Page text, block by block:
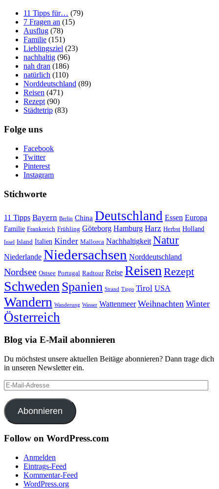
11 Tipps für… (79)
7 Fragen an (15)
Ausflug (78)
Familie (151)
Lieblingsziel (23)
nachhaltig (96)
nah dran (186)
natürlich (110)
Norddeutschland (89)
Reisen (471)
Rezept (90)
Städtetrip (83)
Folge uns
Facebook
Twitter
Pinterest
Instagram
Stichworte
11 Tipps Bayern Berlin China Deutschland Essen Europa
Familie Frankreich Frühling Göteborg Hamburg Harz Herbst Holland
Insel Island Italien Kinder Mallorca Nachhaltigkeit Natur
Niederlande Niedersachsen Norddeutschland
Nordsee Ostsee Portugal Radtour Reise ReisenRezept
SchwedenSpanien Strand Tipps Tirol USA
Wandern Wanderung Wasser Wattenmeer Weihnachten Winter
Österreich
Blog via E-Mail abonnieren
Du möchstest unsere aktuellen Beitäge abonnieren? Dann trage dich
in unseren Newsletter ein.
E-
Mail-
Adresse
Abonnieren
Follow on WordPress.com
Anmelden
Eintrags-Feed
Kommentar-Feed
WordPress.org